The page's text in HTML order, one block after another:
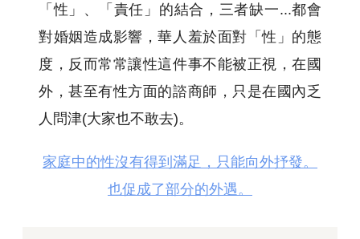
「性」、「責任」的結合，三者缺一...都會
對婚姻造成影響，華人羞於面對「性」的態
度，反而常常讓性這件事不能被正視，在國
外，甚至有性方面的諮商師，只是在國內乏
人問津(大家也不敢去)。
家庭中的性沒有得到滿足，只能向外抒發。
也促成了部分的外遇。